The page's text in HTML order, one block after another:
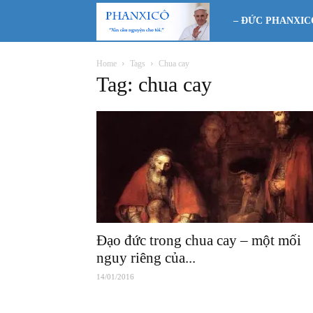
Phanxicô
– ĐỨC
Home Tags Chua cay
Tag: chua cay
Đạo đức trong chua cay – một mối
nguy riêng của...
14/01/2016